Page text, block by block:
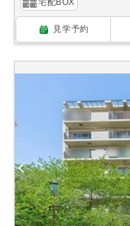
宅配BOX
見学予約